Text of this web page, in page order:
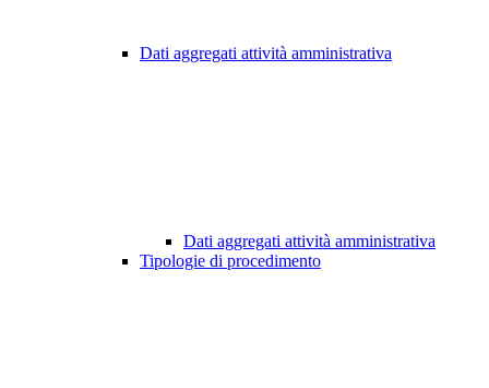
Dati aggregati attività amministrativa
Dati aggregati attività amministrativa
Tipologie di procedimento